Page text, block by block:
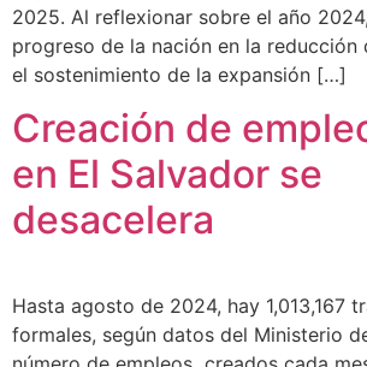
2025. Al reflexionar sobre el año
progreso de la nación en la reducción
el sostenimiento de la expansión […]
Creación de
en El Salvador se
desacelera
Hasta agosto de 2024, hay 1,013,167
formales, según datos del Ministerio